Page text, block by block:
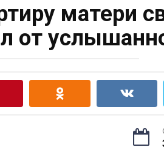
матери
от